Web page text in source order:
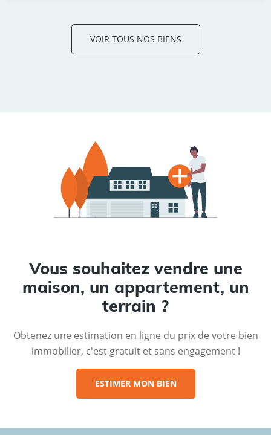
VOIR TOUS NOS BIENS
Vous souhaitez vendre une
maison, un appartement, un
terrain ?
Obtenez une estimation en ligne du prix de votre bien
immobilier, c'est gratuit et sans engagement !
ESTIMER MON BIEN